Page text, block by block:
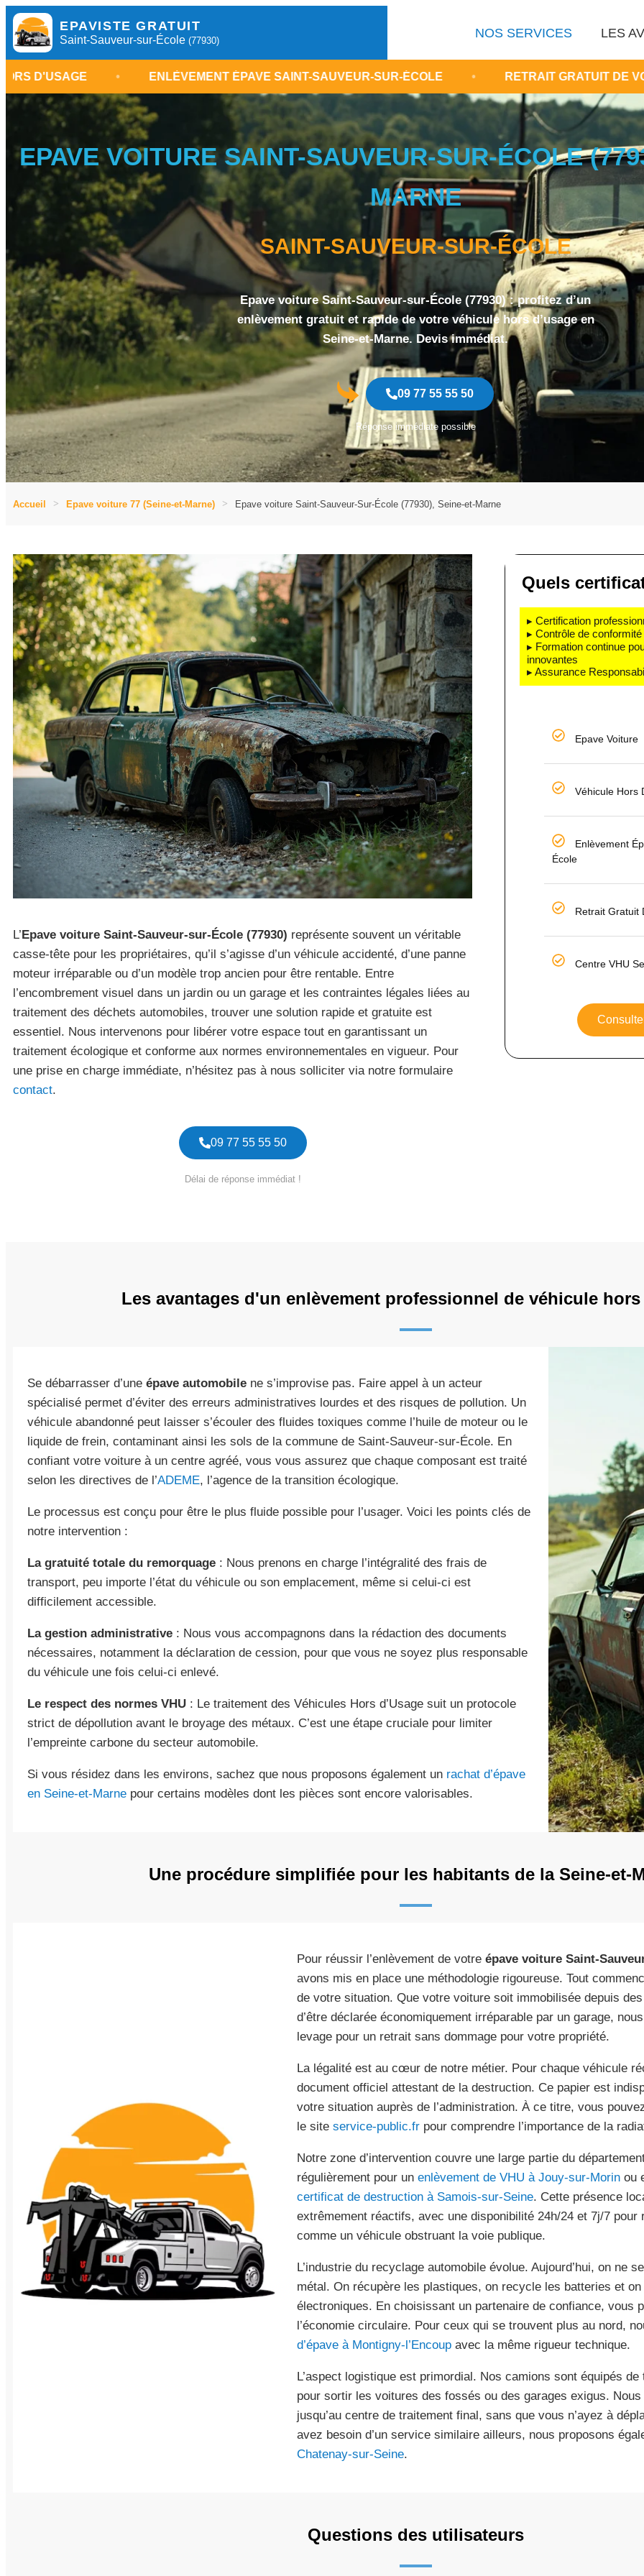
EPAVISTE GRATUIT
Saint-Sauveur-sur-École (77930)
NOS SERVICES LES
• ENLÈVEMENT ÉPAVE SAINT-SAUVEUR-SUR-ÉCOLE • RETRAIT GRATUIT DE VOITURE
EPAVE VOITURE SAINT-SAUVEUR-SUR-ÉCOLE
MARNE
SAINT-SAUVEUR-SUR-ÉCOLE
Epave voiture Saint-Sauveur-sur-École (77930) : profitez d’un
enlèvement gratuit et rapide de votre véhicule hors d’usage en
Seine-et-Marne. Devis immédiat.
09 77 55 55 50
Réponse immédiate possible
Accueil Epave voiture 77 (Seine-et-Marne) Epave voiture Saint-Sauveur-Sur-École (77930), Seine-et-Marne
L’ Epave voiture Saint-Sauveur-sur-École (77930) représente souvent un véritable
casse-tête pour les propriétaires, qu’il s’agisse d’un véhicule accidenté, d’une panne
moteur irréparable ou d’un modèle trop ancien pour être rentable. Entre
l’encombrement visuel dans un jardin ou un garage et les contraintes légales liées au
traitement des déchets automobiles, trouver une solution rapide et gratuite est
essentiel. Nous intervenons pour libérer votre espace tout en garantissant un
traitement écologique et conforme aux normes environnementales en vigueur. Pour
une prise en charge immédiate, n’hésitez pas à nous solliciter via notre formulaire
contact.
09 77 55 55 50
Délai de réponse immédiat !
Quels
▸ Certification
▸ Contrôle de
▸ Formation continue
innovantes
▸ Assurance
Epave Voiture
Véhicule Hors
Enlèvement
École
Retrait Gratuit
Centre VHU
Les avantages d'un enlèvement professionnel de véhicule
Se débarrasser d’une épave automobile ne s’improvise pas. Faire appel à un acteur
spécialisé permet d’éviter des erreurs administratives lourdes et des risques de pollution. Un
véhicule abandonné peut laisser s’écouler des fluides toxiques comme l’huile de moteur ou le
liquide de frein, contaminant ainsi les sols de la commune de Saint-Sauveur-sur-École. En
confiant votre voiture à un centre agréé, vous vous assurez que chaque composant est traité
selon les directives de l’ADEME, l’agence de la transition écologique.
Le processus est conçu pour être le plus fluide possible pour l’usager. Voici les points clés de
notre intervention :
La gratuité totale du remorquage : Nous prenons en charge l’intégralité des frais de
transport, peu importe l’état du véhicule ou son emplacement, même si celui-ci est
difficilement accessible.
La gestion administrative : Nous vous accompagnons dans la rédaction des documents
nécessaires, notamment la déclaration de cession, pour que vous ne soyez plus responsable
du véhicule une fois celui-ci enlevé.
Le respect des normes VHU : Le traitement des Véhicules Hors d’Usage suit un protocole
strict de dépollution avant le broyage des métaux. C’est une étape cruciale pour limiter
l’empreinte carbone du secteur automobile.
Si vous résidez dans les environs, sachez que nous proposons également un rachat d’épave
en Seine-et-Marne pour certains modèles dont les pièces sont encore valorisables.
Une procédure simplifiée pour les habitants de la Seine-et-
Pour réussir l’enlèvement de votre épave voiture Saint-
avons mis en place une méthodologie rigoureuse. Tout
de votre situation. Que votre voiture soit immobilisée depuis des
d’être déclarée économiquement irréparable par un garage,
levage pour un retrait sans dommage pour votre propriété.
La légalité est au cœur de notre métier. Pour chaque véhicule
document officiel attestant de la destruction. Ce papier est
votre situation auprès de l’administration. À ce titre, vous
le site service-public.frpour comprendre l’importance de la
Notre zone d’intervention couvre une large partie du
régulièrement pour un enlèvement de VHU à Jouy-sur-Morinou
certificat de destruction à Samois-sur-Seine. Cette présence
extrêmement réactifs, avec une disponibilité 24h/24 et 7j/7 pour
comme un véhicule obstruant la voie publique.
L’industrie du recyclage automobile évolue. Aujourd’hui, on ne
métal. On récupère les plastiques, on recycle les batteries et
électroniques. En choisissant un partenaire de confiance, vous
l’économie circulaire. Pour ceux qui se trouvent plus au nord,
d’épave à Montigny-l’Encoupavec la même rigueur technique.
L’aspect logistique est primordial. Nos camions sont équipés
pour sortir les voitures des fossés ou des garages exigus.
jusqu’au centre de traitement final, sans que vous n’ayez à
avez besoin d’un service similaire ailleurs, nous proposons
Chatenay-sur-Seine.
Questions des utilisateurs